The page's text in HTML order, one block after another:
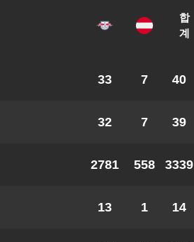
합
계
33 7 40
32 7 39
2781 558 3339
13 1 14